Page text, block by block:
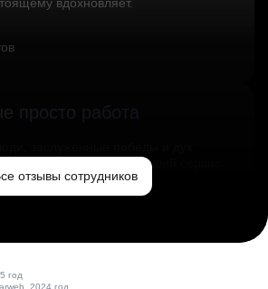
просто работа
миру и создаём лучший сервис
стране.
отзывы сотрудников
год
2024 год